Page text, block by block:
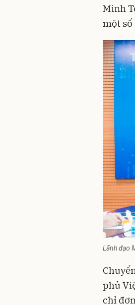
Minh
một số
Lãnh đạo
phủ
chỉ